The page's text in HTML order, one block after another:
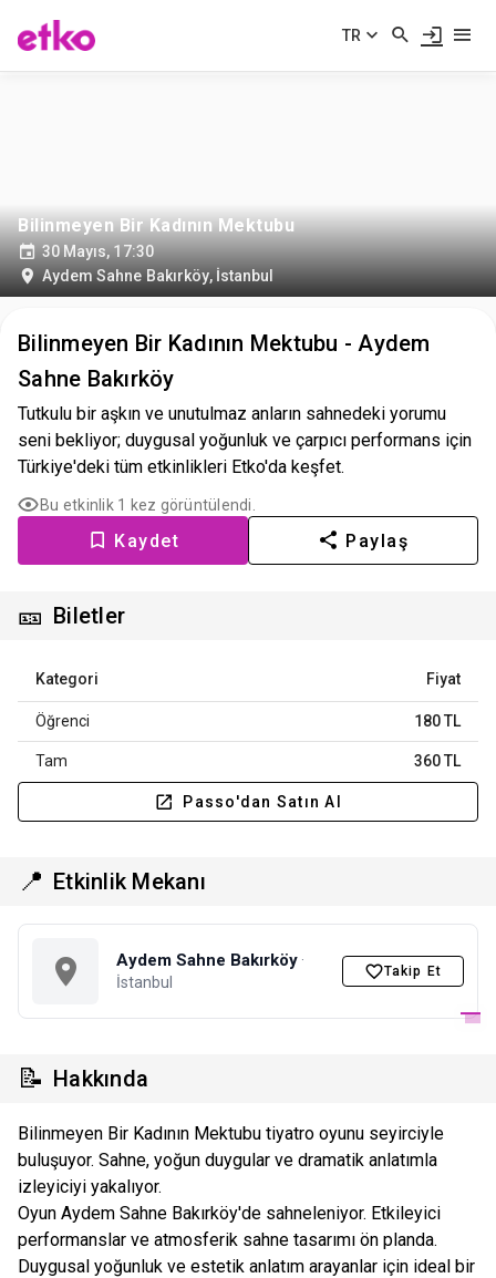
TR
Bilinmeyen Bir Kadının Mektubu
30 Mayıs, 17:30
Aydem Sahne Bakırköy, İstanbul
Bilinmeyen Bir Kadının Mektubu - Aydem
Sahne Bakırköy
Tutkulu bir aşkın ve unutulmaz anların sahnedeki yorumu
seni bekliyor; duygusal yoğunluk ve çarpıcı performans için
Türkiye'deki tüm etkinlikleri Etko'da keşfet.
Bu etkinlik 1 kez görüntülendi.
Kaydet Paylaş
🎫 Biletler
Kategori Fiyat
Öğrenci 180 TL
Tam 360 TL
Passo'dan Satın Al
📍 Etkinlik Mekanı
Aydem Sahne Bakırköy ·
İstanbul
Takip Et
📝 Hakkında
Bilinmeyen Bir Kadının Mektubu tiyatro oyunu seyirciyle
buluşuyor. Sahne, yoğun duygular ve dramatik anlatımla
izleyiciyi yakalıyor.
Oyun Aydem Sahne Bakırköy'de sahneleniyor. Etkileyici
performanslar ve atmosferik sahne tasarımı ön planda.
Duygusal yoğunluk ve estetik anlatım arayanlar için ideal bir